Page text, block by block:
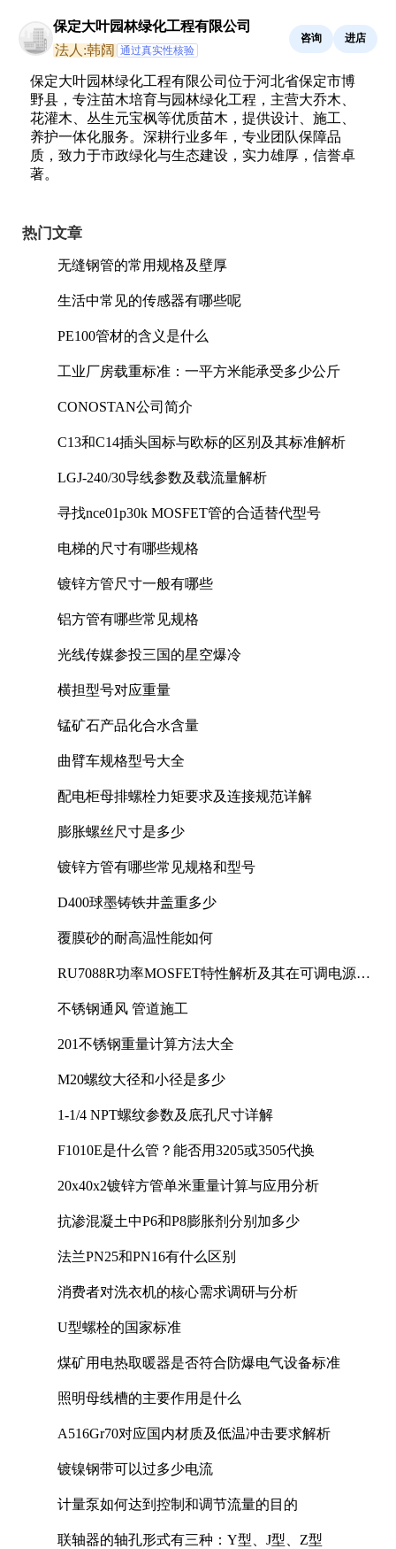
保定大叶园林绿化工程有限公司
法人:韩阔 通过真实性核验
咨询 进店
保定大叶园林绿化工程有限公司位于河北省保定市博
野县，专注苗木培育与园林绿化工程，主营大乔木、
花灌木、丛生元宝枫等优质苗木，提供设计、施工、
养护一体化服务。深耕行业多年，专业团队保障品
质，致力于市政绿化与生态建设，实力雄厚，信誉卓
著。
热门文章
无缝钢管的常用规格及壁厚
生活中常见的传感器有哪些呢
PE100管材的含义是什么
工业厂房载重标准：一平方米能承受多少公斤
CONOSTAN公司简介
C13和C14插头国标与欧标的区别及其标准解析
LGJ-240/30导线参数及载流量解析
寻找nce01p30k MOSFET管的合适替代型号
电梯的尺寸有哪些规格
镀锌方管尺寸一般有哪些
铝方管有哪些常见规格
光线传媒参投三国的星空爆冷
横担型号对应重量
锰矿石产品化合水含量
曲臂车规格型号大全
配电柜母排螺栓力矩要求及连接规范详解
膨胀螺丝尺寸是多少
镀锌方管有哪些常见规格和型号
D400球墨铸铁井盖重多少
覆膜砂的耐高温性能如何
RU7088R功率MOSFET特性解析及其在可调电源设
不锈钢通风 管道施工
201不锈钢重量计算方法大全
M20螺纹大径和小径是多少
1-1/4 NPT螺纹参数及底孔尺寸详解
F1010E是什么管？能否用3205或3505代换
20x40x2镀锌方管单米重量计算与应用分析
抗渗混凝土中P6和P8膨胀剂分别加多少
法兰PN25和PN16有什么区别
消费者对洗衣机的核心需求调研与分析
U型螺栓的国家标准
煤矿用电热取暖器是否符合防爆电气设备标准
照明母线槽的主要作用是什么
A516Gr70对应国内材质及低温冲击要求解析
镀镍钢带可以过多少电流
计量泵如何达到控制和调节流量的目的
联轴器的轴孔形式有三种：Y型、J型、Z型